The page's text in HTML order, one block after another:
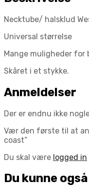
Necktube/ halsklud
Universal størrelse
Mange muligheder for
Skåret i et stykke.
Anmeldelser
Der er endnu ikke
Vær den første til at
coast”
Du skal være logged in
Du kunne